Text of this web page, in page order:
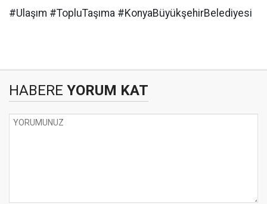
#Ulaşım #TopluTaşıma #KonyaBüyükşehirBelediyesi
HABERE YORUM KAT